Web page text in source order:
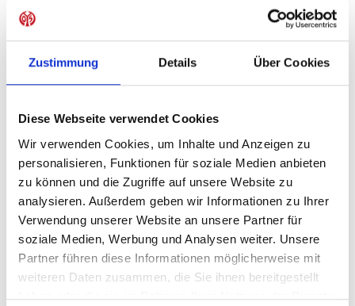
Zustimmung Details Über Cookies
Diese Webseite verwendet Cookies
Wir verwenden Cookies, um Inhalte und Anzeigen zu
personalisieren, Funktionen für soziale Medien anbieten
zu können und die Zugriffe auf unsere Website zu
analysieren. Außerdem geben wir Informationen zu Ihrer
Verwendung unserer Website an unsere Partner für
soziale Medien, Werbung und Analysen weiter. Unsere
Partner führen diese Informationen möglicherweise mit
weiteren Daten zusammen, die Sie ihnen bereitgestellt
haben oder die sie im Rahmen Ihrer Nutzung der Dienste
Produktdetails
ÄHNLICHE PRODUKTE